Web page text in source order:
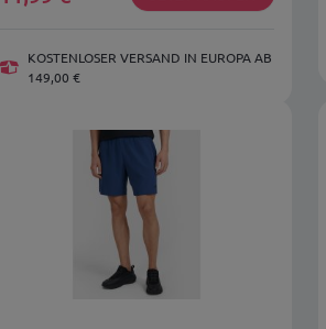
KOSTENLOSER VERSAND IN EUROPA AB
149,00 €